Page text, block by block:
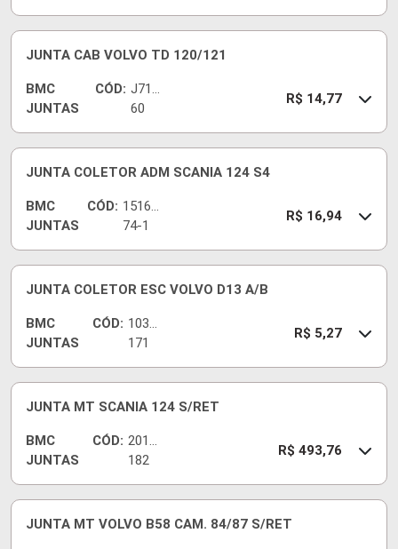
JUNTA CAB VOLVO TD 120/121
BMC
JUNTAS
CÓD: J714
60
R$ 14,77
JUNTA COLETOR ADM SCANIA 124 S4
BMC
JUNTAS
CÓD: 15164
74-1
R$ 16,94
JUNTA COLETOR ESC VOLVO D13 A/B
BMC
JUNTAS
CÓD: 1030
171
R$ 5,27
JUNTA MT SCANIA 124 S/RET
BMC
JUNTAS
CÓD: 2010
182
R$ 493,76
JUNTA MT VOLVO B58 CAM. 84/87 S/RET